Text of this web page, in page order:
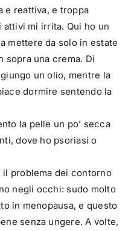
e reattiva, e troppa
mi irrita. Qui ho un
mettere da solo in estate
sopra una crema. Di
un olio, mentre la
dormire sentendo la
la pelle un po’ secca
dove ho psoriasi o
problema dei contorno
negli occhi: sudo molto
in menopausa, e questo
senza ungere. A volte,